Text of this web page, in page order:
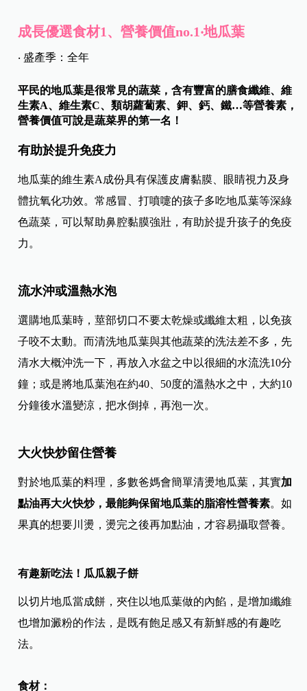
成長優選食材1、營養價值no.1‧地瓜葉
‧ 盛產季：全年
平民的地瓜葉是很常見的蔬菜，含有豐富的膳食纖維、維
生素A、維生素C、類胡蘿蔔素、鉀、鈣、鐵…等營養素，
營養價值可說是蔬菜界的第一名！
有助於提升免疫力
地瓜葉的維生素A成份具有保護皮膚黏膜、眼睛視力及身
體抗氧化功效。常感冒、打噴嚏的孩子多吃地瓜葉等深綠
色蔬菜，可以幫助鼻腔黏膜強壯，有助於提升孩子的免疫
力。
流水沖或溫熱水泡
選購地瓜葉時，莖部切口不要太乾燥或纖維太粗，以免孩
子咬不太動。而清洗地瓜葉與其他蔬菜的洗法差不多，先
清水大概沖洗一下，再放入水盆之中以很細的水流洗10分
鐘；或是將地瓜葉泡在約40、50度的溫熱水之中，大約10
分鐘後水溫變涼，把水倒掉，再泡一次。
大火快炒留住營養
對於地瓜葉的料理，多數爸媽會簡單清燙地瓜葉，其實加
點油再大火快炒，最能夠保留地瓜葉的脂溶性營養素。如
果真的想要川燙，燙完之後再加點油，才容易攝取營養。
有趣新吃法！瓜瓜親子餅
以切片地瓜當成餅，夾住以地瓜葉做的內餡，是增加纖維
也增加澱粉的作法，是既有飽足感又有新鮮感的有趣吃
法。
食材：